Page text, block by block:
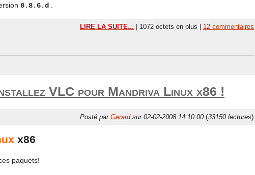
0.8.6.d
LIRE LA SUITE... | 1072 octets en plus | 12 commentaires
VLC pour Mandriva Linux x86 !
Posté par Gerard sur 02-02-2008 14:10:00 (33150 lectures)
x86
paquets!